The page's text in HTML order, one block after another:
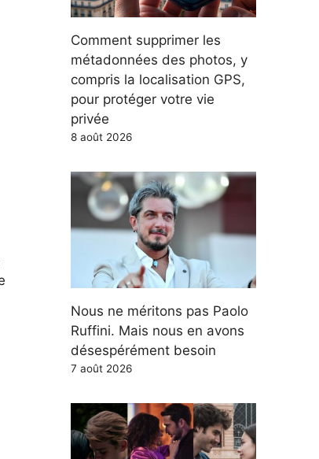
Comment supprimer les
métadonnées des photos, y
compris la localisation GPS,
pour protéger votre vie
privée
8 août 2026
Nous ne méritons pas Paolo
Ruffini. Mais nous en avons
désespérément besoin
7 août 2026